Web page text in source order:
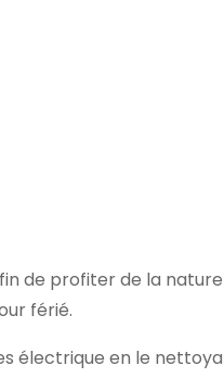
de profiter de la
férié.
électrique en le